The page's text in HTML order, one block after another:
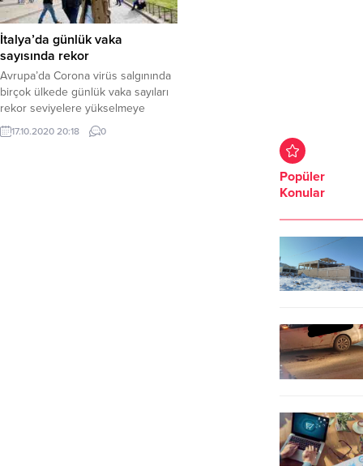
İtalya’da günlük vaka
sayısında rekor
Avrupa’da Corona virüs salgınında
birçok ülkede günlük vaka sayıları
rekor seviyelere yükselmeye
devam ediyor. İtalya’da bugün
Corona virüs salgının başladığı ilk
17.10.2020 20:18 0
Popüler
Konular